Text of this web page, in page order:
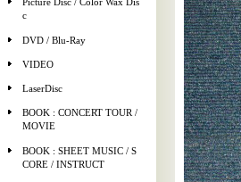
c
DVD / Blu-Ray
VIDEO
LaserDisc
BOOK : CONCERT TOUR /
MOVIE
BOOK : SHEET MUSIC / S
CORE / INSTRUCT